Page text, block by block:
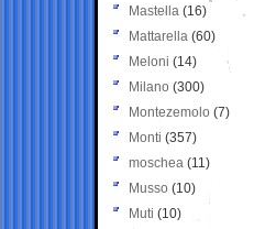
Mastella (16)
Mattarella (60)
Meloni (14)
Milano (300)
Montezemolo (7)
Monti (357)
moschea (11)
Musso (10)
Muti (10)